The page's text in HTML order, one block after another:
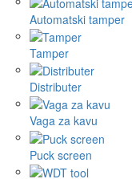
Automatski tamper
Tamper
Distributer
Vaga za kavu
Puck screen